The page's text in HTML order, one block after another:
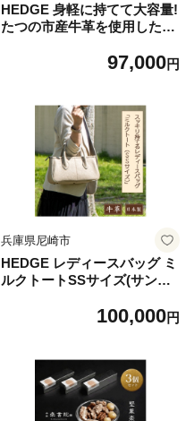
HEDGE 身軽に持てて大容量!
たつの市産牛革を使用したふ
97,000円
兵庫県尼崎市
HEDGE レディースバッグ ミ
ルクトートSSサイズ(サンド
立て【1737138】100,000円